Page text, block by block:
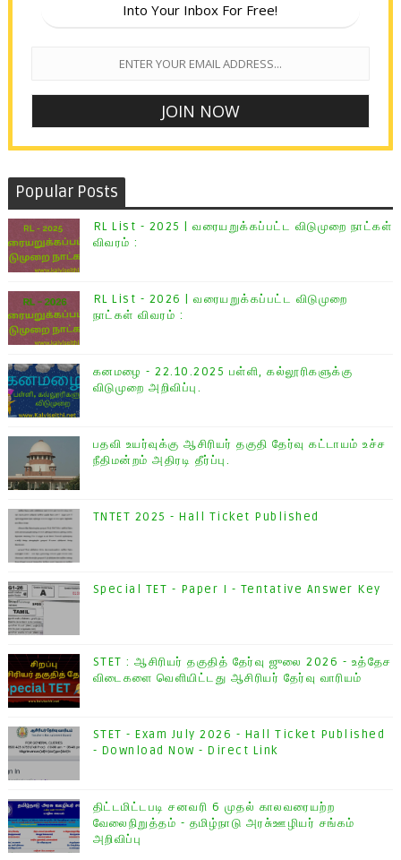
Into Your Inbox For Free!
Popular Posts
RL List - 2025 | வரையறுக்கப்பட்ட விடுமுறை நாட்கள்
விவரம் :
RL List - 2026 | வரையறுக்கப்பட்ட விடுமுறை
நாட்கள் விவரம் :
கனமழை - 22.10.2025 பள்ளி, கல்லூரிகளுக்கு
விடுமுறை அறிவிப்பு.
பதவி உயர்வுக்கு ஆசிரியர் தகுதி தேர்வு கட்டாயம் உச்ச
நீதிமன்றம் அதிரடி தீர்ப்பு.
TNTET 2025 - Hall Ticket Published
Special TET - Paper I - Tentative Answer Key
STET : ஆசிரியர் தகுதித் தேர்வு ஜுலை 2026 - உத்தேச
விடைகளை வெளியிட்டது ஆசிரியர் தேர்வு வாரியம்
STET - Exam July 2026 - Hall Ticket Published
- Download Now - Direct Link
திட்டமிட்டபடி சனவரி 6 முதல் காலவரையற்ற
வேலைநிறுத்தம் - தமிழ்நாடு அரசு்ஊழியர் சங்கம்
அறிவிப்பு